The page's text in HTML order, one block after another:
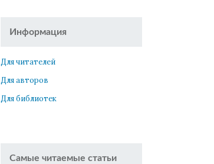
Информация
Для читателей
Для авторов
Для библиотек
Самые читаемые статьи